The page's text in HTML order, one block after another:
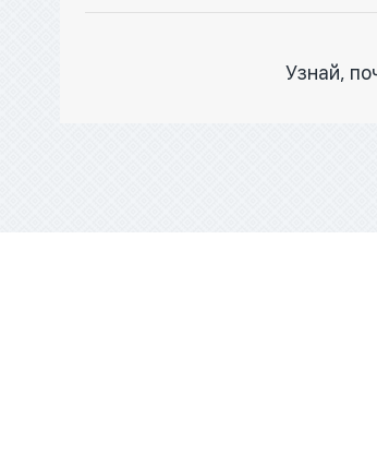
Узнай,